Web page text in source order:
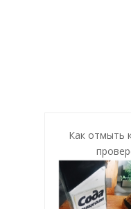
Как отмыть